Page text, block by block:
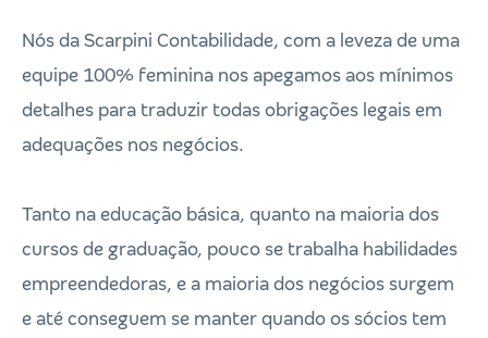
Nós da Scarpini Contabilidade, com a leveza de uma
equipe 100% feminina nos apegamos aos mínimos
detalhes para traduzir todas obrigações legais em
adequações nos negócios.
Tanto na educação básica, quanto na maioria dos
cursos de graduação, pouco se trabalha habilidades
empreendedoras, e a maioria dos negócios surgem
e até conseguem se manter quando os sócios tem